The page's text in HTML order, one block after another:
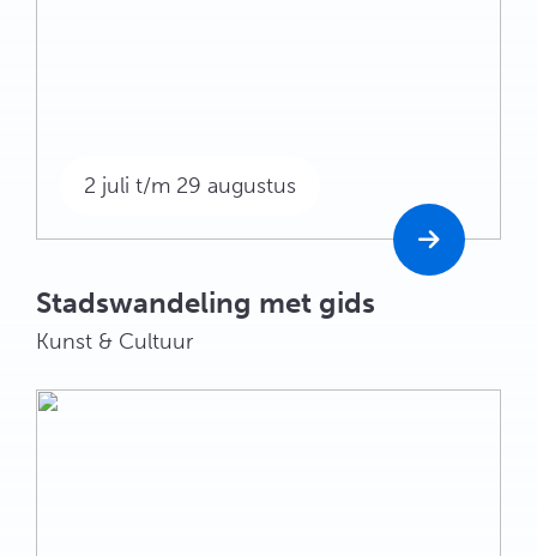
2 juli t/m 29 augustus
Stadswandeling met gids
Kunst & Cultuur